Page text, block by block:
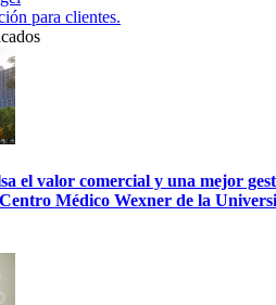
para clientes.
el valor comercial y una mejor
Médico Wexner de la